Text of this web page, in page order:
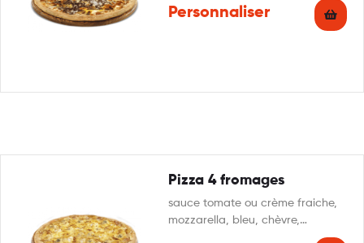
Personnaliser
Pizza 4 fromages
sauce tomate ou crème fraiche,
mozzarella, bleu, chèvre,